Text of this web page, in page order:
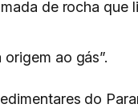
de rocha que
ao gás”.
do